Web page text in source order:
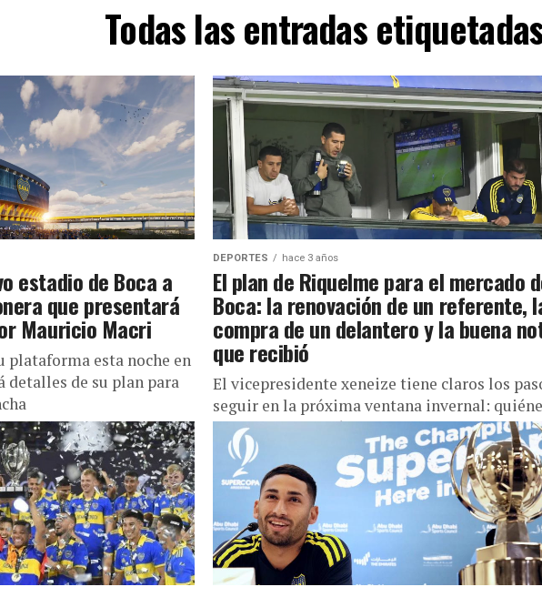
Todas las entradas
estadio de Boca a
que presentará
Mauricio Macri
plataforma esta noche en
detalles de su plan para
DEPORTES hace 3 años
El plan de Riquelme para el mercado
Boca: la renovación de un referente,
compra de un delantero y la buena
que recibió
El vicepresidente xeneize tiene claros los
seguir en la próxima ventana invernal:
pueden irse y quiénes pueden llegar